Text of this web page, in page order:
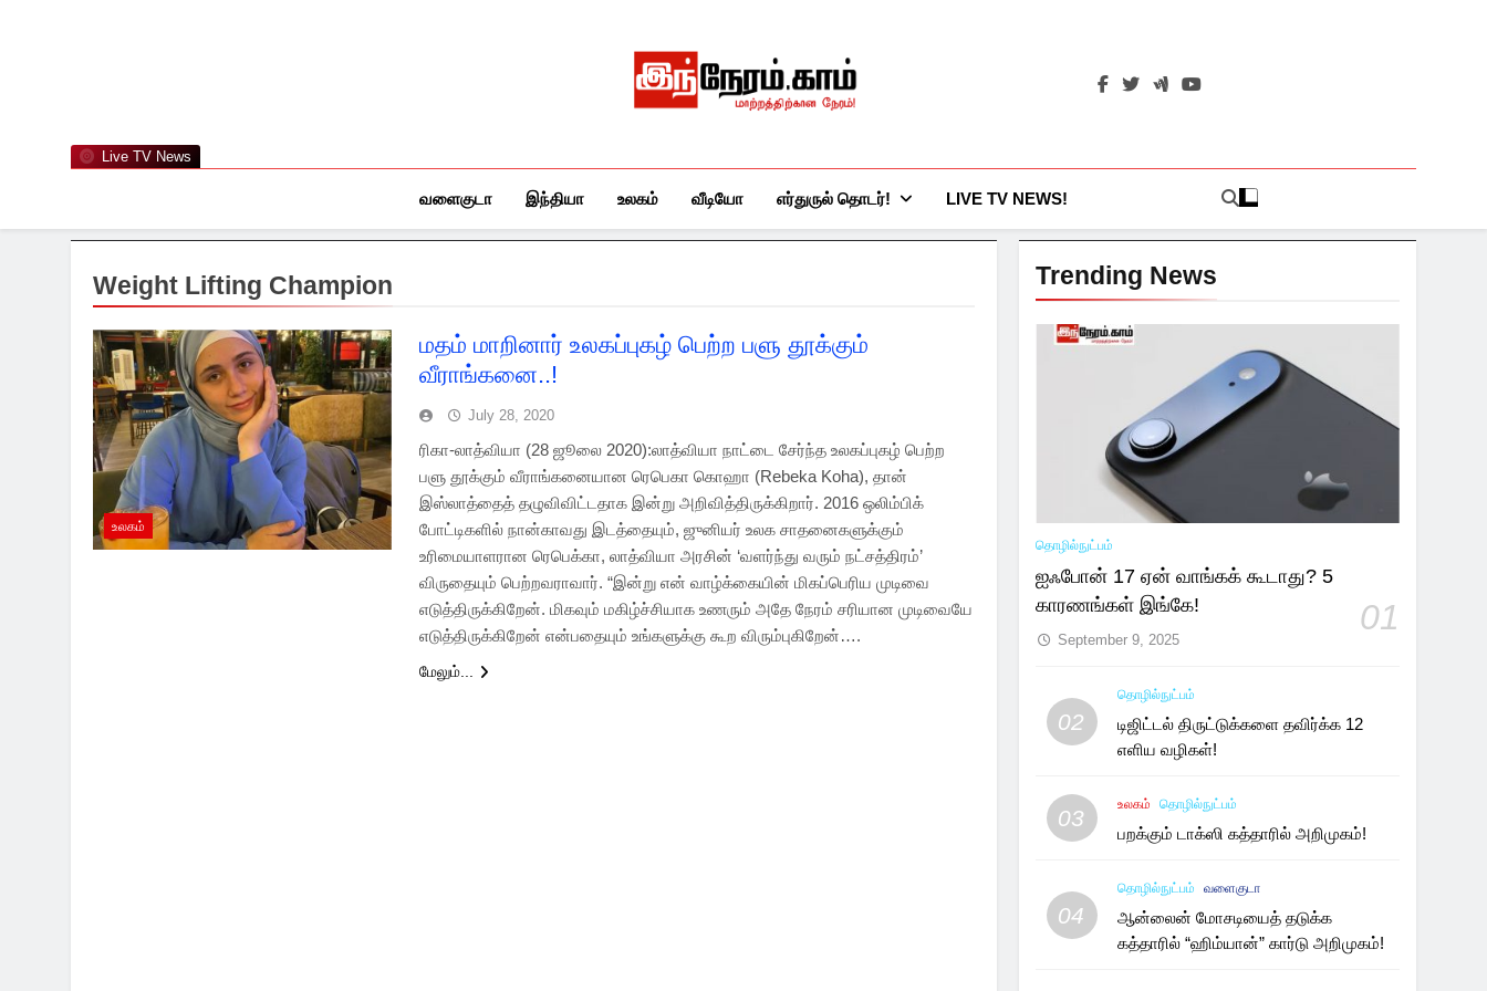
Live TV News இந்நேரம்.காம்
வளைகுடா இந்தியா உலகம் வீடியோ எர்துருல் தொடர்! LIVE TV NEWS!
Weight Lifting Champion
உலகம்
மதம் மாறினார் உலகப்புகழ் பெற்ற பளு தூக்கும்
வீராங்கனை..!
July 28, 2020
ரிகா-லாத்வியா (28 ஜூலை 2020):லாத்வியா நாட்டை சேர்ந்த உலகப்புகழ் பெற்ற
பளு தூக்கும் வீராங்கனையான ரெபெகா கொஹா (Rebeka Koha), தான்
இஸ்லாத்தைத் தழுவிவிட்டதாக இன்று அறிவித்திருக்கிறார். 2016 ஒலிம்பிக்
போட்டிகளில் நான்காவது இடத்தையும், ஜுனியர் உலக சாதனைகளுக்கும்
உரிமையாளரான ரெபெக்கா, லாத்வியா அரசின் ‘வளர்ந்து வரும் நட்சத்திரம்’
விருதையும் பெற்றவராவார். “இன்று என் வாழ்க்கையின் மிகப்பெரிய முடிவை
எடுத்திருக்கிறேன். மிகவும் மகிழ்ச்சியாக உணரும் அதே நேரம் சரியான முடிவையே
எடுத்திருக்கிறேன் என்பதையும் உங்களுக்கு கூற விரும்புகிறேன்….
மேலும்...
Trending News
தொழில்நுட்பம்
ஐஃபோன் 17 ஏன் வாங்கக் கூடாது? 5
காரணங்கள் இங்கே!
01
September 9, 2025
02
தொழில்நுட்பம்
டிஜிட்டல் திருட்டுக்களை தவிர்க்க 12
எளிய வழிகள்!
03
உலகம் தொழில்நுட்பம்
பறக்கும் டாக்ஸி கத்தாரில் அறிமுகம்!
04
தொழில்நுட்பம் வளைகுடா
ஆன்லைன் மோசடியைத் தடுக்க
கத்தாரில் “ஹிம்யான்” கார்டு அறிமுகம்!